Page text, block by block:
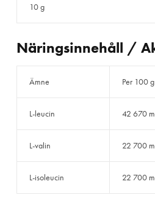
10 g
Näringsinnehåll /
Ämne Per 100 g
L-leucin 42 670
L-valin 22 700
L-isoleucin 22 700